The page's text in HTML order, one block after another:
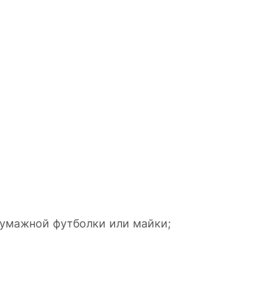
футболки или майки;